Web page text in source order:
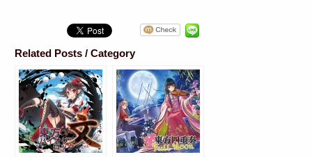
Related Posts / Category